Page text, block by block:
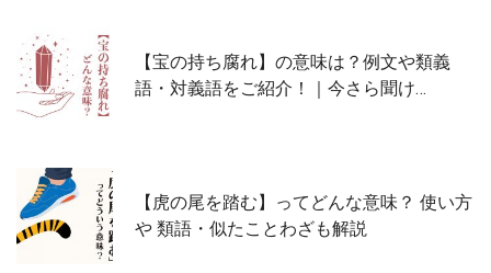
【宝の持ち腐れ】の意味は？例文や類義
語・対義語をご紹介！｜今さら聞け…
【虎の尾を踏む】ってどんな意味？ 使い方
や 類語・似たことわざも解説